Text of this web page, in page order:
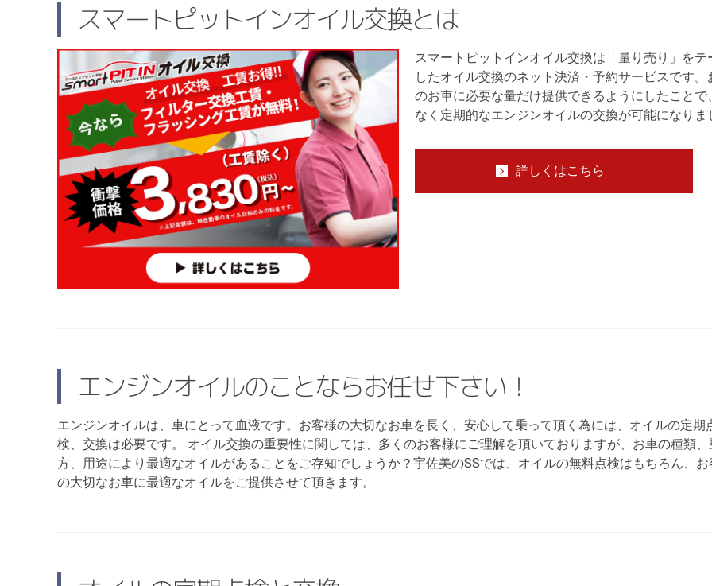
スマートピットインオイル交換とは
スマートピットインオイル交換は「量り売り」をテ
したオイル交換のネット決済・予約サービスです。
のお車に必要な量だけ提供できるようにしたことで
なく定期的なエンジンオイルの交換が可能になりま
詳しくはこちら
エンジンオイルのことならお任せ下さい！
エンジンオイルは、車にとって血液です。お客様の大切なお車を長く、安心して乗って頂く為には、オイルの定期
検、交換は必要です。 オイル交換の重要性に関しては、多くのお客様にご理解を頂いておりますが、お車の種類、
方、用途により最適なオイルがあることをご存知でしょうか？宇佐美のSSでは、オイルの無料点検はもちろん、お
の大切なお車に最適なオイルをご提供させて頂きます。